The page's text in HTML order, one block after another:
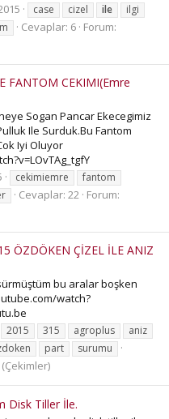
case cizel ile
ilgi
Cevaplar: 6 Forum:
FANTOM CEKIMI(Emre
Sogan Pancar Ekecegimiz
Ile Surduk.Bu Fantom
Iyi Oluyor
cekimiemre
fantom
Cevaplar: 22 Forum:
ÖZDÖKEN ÇİZEL İLE ANIZ
bu aralar boşken
watch?
2015 315 agroplus
aniz
part surumu
Disk Tiller İle.